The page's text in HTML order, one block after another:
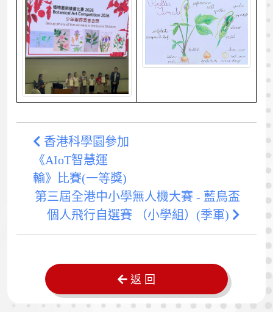
香港科學園參加
《AIoT智慧運
輸》比賽(一等獎)
第三屆全港中小學無人機大賽 - 藍鳥盃
個人飛行自選賽 （小學組）(季軍)
返 回